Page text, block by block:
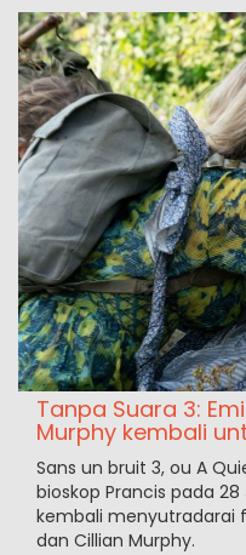
Tanpa Suara 3:
Murphy kembali
Sans un bruit 3, ou A
bioskop Prancis pada 28
kembali menyutradarai
dan Cillian Murphy.